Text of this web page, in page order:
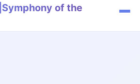
of the